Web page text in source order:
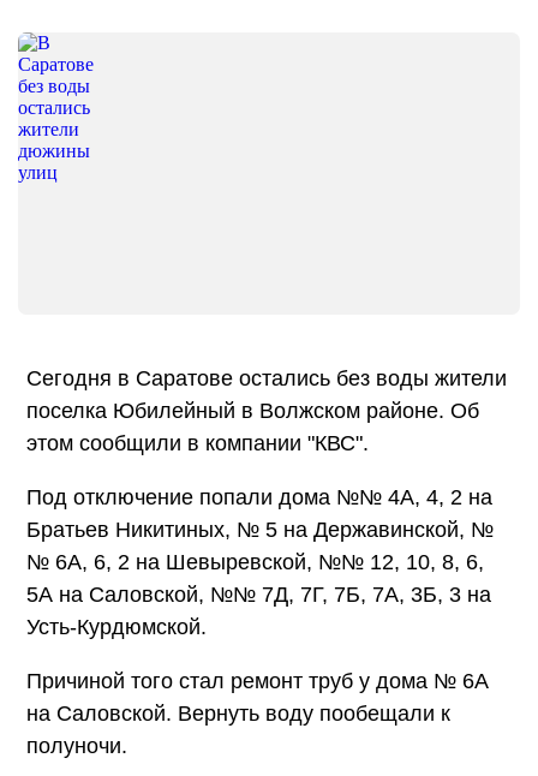
Сегодня в Саратове остались без воды жители
поселка Юбилейный в Волжском районе. Об
этом сообщили в компании "КВС".
Под отключение попали дома №№ 4А, 4, 2 на
Братьев Никитиных, № 5 на Державинской, №
№ 6А, 6, 2 на Шевыревской, №№ 12, 10, 8, 6,
5А на Саловской, №№ 7Д, 7Г, 7Б, 7А, 3Б, 3 на
Усть-Курдюмской.
Причиной того стал ремонт труб у дома № 6А
на Саловской. Вернуть воду пообещали к
полуночи.